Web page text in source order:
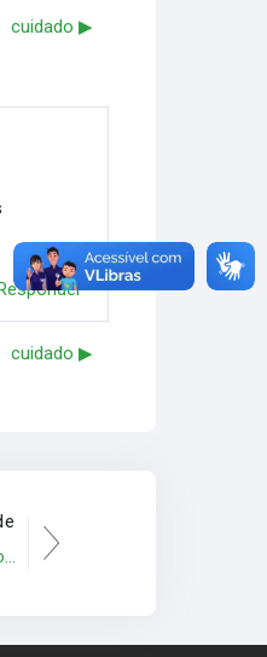
cuidado ▶︎
cuidado ▶︎